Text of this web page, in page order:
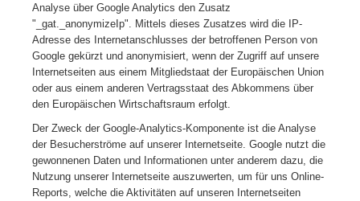
Analyse über Google Analytics den Zusatz
"_gat._anonymizeIp". Mittels dieses Zusatzes wird die IP-
Adresse des Internetanschlusses der betroffenen Person von
Google gekürzt und anonymisiert, wenn der Zugriff auf unsere
Internetseiten aus einem Mitgliedstaat der Europäischen Union
oder aus einem anderen Vertragsstaat des Abkommens über
den Europäischen Wirtschaftsraum erfolgt.
Der Zweck der Google-Analytics-Komponente ist die Analyse
der Besucherströme auf unserer Internetseite. Google nutzt die
gewonnenen Daten und Informationen unter anderem dazu, die
Nutzung unserer Internetseite auszuwerten, um für uns Online-
Reports, welche die Aktivitäten auf unseren Internetseiten